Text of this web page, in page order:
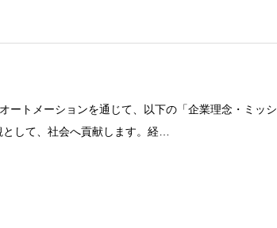
ートメーションを通じて、以下の「企業理念・ミッシ
して、社会へ貢献します。経…